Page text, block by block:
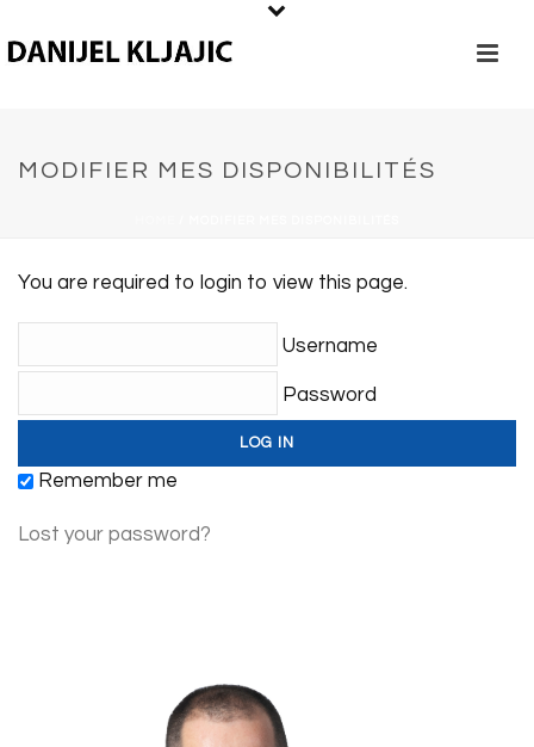
MODIFIER MES DISPONIBILITÉS
You are required to login to view this page.
Username
Password
Remember me
Lost your password?